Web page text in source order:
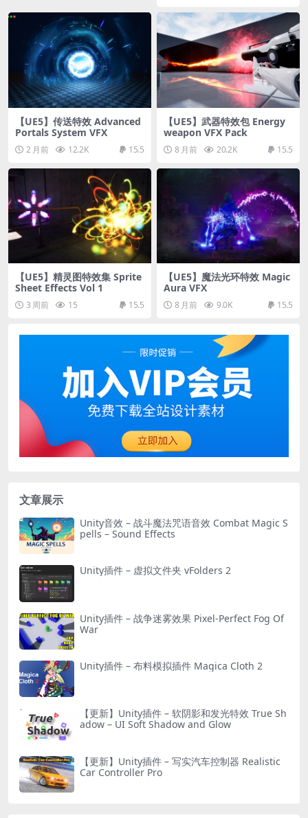
【UE5】传送特效 Advanced
Portals System VFX
2 月前 12.2K 15.5
【UE5】武器特效包 Energy
weapon VFX Pack
8 月前 20.2K 15.5
【UE5】精灵图特效集 Sprite
Sheet Effects Vol 1
3 周前 15 15.5
【UE5】魔法光环特效 Magic
Aura VFX
8 月前 9.0K 15.5
文章展示
Unity音效 – 战斗魔法咒语音效 Combat Magic S
pells – Sound Effects
Unity插件 – 虚拟文件夹 vFolders 2
Unity插件 – 战争迷雾效果 Pixel-Perfect Fog Of
War
Unity插件 – 布料模拟插件 Magica Cloth 2
【更新】Unity插件 – 软阴影和发光特效 True Sh
adow – UI Soft Shadow and Glow
【更新】Unity插件 – 写实汽车控制器 Realistic
Car Controller Pro